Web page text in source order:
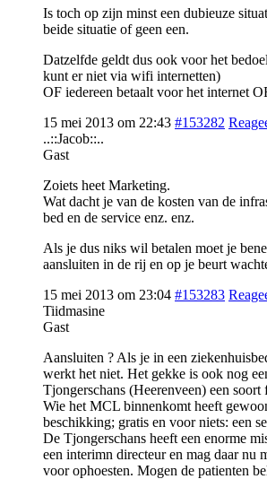
Is toch op zijn minst een dubieuze
beide situatie of geen een.
Datzelfde geldt dus ook voor het
kunt er niet via wifi internetten)
OF iedereen betaalt voor het internet
15 mei 2013 om 22:43 #153282
..::Jacob::..
Gast
Zoiets heet Marketing.
Wat dacht je van de kosten van de
bed en de service enz. enz.
Als je dus niks wil betalen moet je
aansluiten in de rij en op je beurt
15 mei 2013 om 23:04 #153283
Tiidmasine
Gast
Aansluiten ? Als je in een
werkt het niet. Het gekke is ook nog
Tjongerschans (Heerenveen) een soort
Wie het MCL binnenkomt heeft
beschikking; gratis en voor niets: een
De Tjongerschans heeft een enorme
een interimn directeur en mag daar nu
voor ophoesten. Mogen de